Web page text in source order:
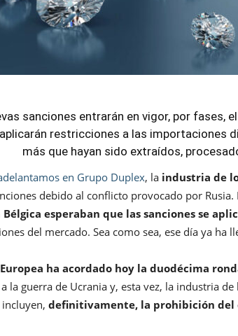
sanciones entrarán en vigor, por fases,
restricciones a las importaciones
más que hayan sido extraídos,
en Grupo Duplex, la industria de
debido al conflicto provocado por Rusia.
Bélgica esperaban que las sanciones se
del mercado. Sea como sea, ese día ya ha
ha acordado hoy la duodécima
la guerra de Ucrania y, esta vez, la industria
definitivamente, la prohibición del